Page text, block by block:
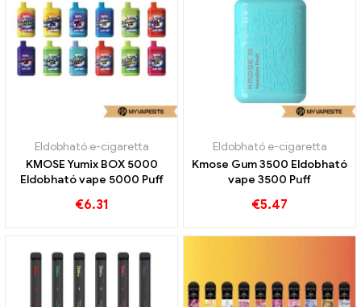
Eldobható e-cigaretta
KMOSE Yumix BOX 5000
Eldobható vape 5000 Puff
€6.31
Eldobható e-cigaretta
Kmose Gum 3500 Eldobható
vape 3500 Puff
€5.47